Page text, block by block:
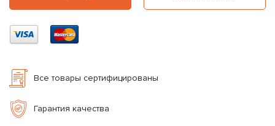
Все товары сертифицированы
Гарантия качества